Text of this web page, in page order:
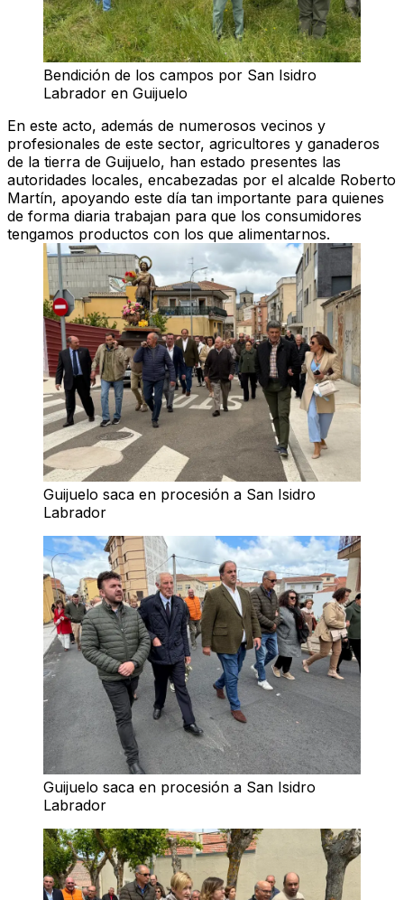
Bendición de los campos por San Isidro
Labrador en Guijuelo
En este acto, además de numerosos vecinos y
profesionales de este sector, agricultores y ganaderos
de la tierra de Guijuelo, han estado presentes las
autoridades locales, encabezadas por el alcalde Roberto
Martín, apoyando este día tan importante para quienes
de forma diaria trabajan para que los consumidores
tengamos productos con los que alimentarnos.
Guijuelo saca en procesión a San Isidro
Labrador
Guijuelo saca en procesión a San Isidro
Labrador